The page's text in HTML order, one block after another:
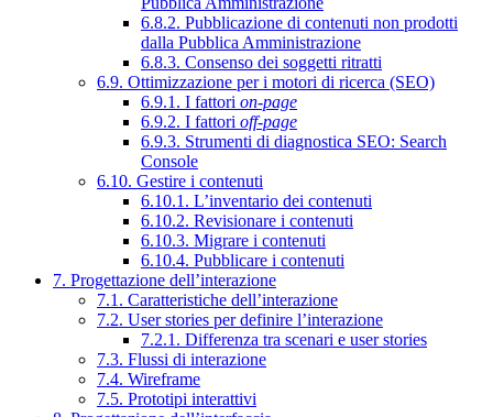
6.8.2. Pubblicazione di contenuti non prodotti
dalla Pubblica Amministrazione
6.8.3. Consenso dei soggetti ritratti
6.9. Ottimizzazione per i motori di ricerca (SEO)
6.9.1. I fattori on-page
6.9.2. I fattori off-page
6.9.3. Strumenti di diagnostica SEO: Search
Console
6.10. Gestire i contenuti
6.10.1. L’inventario dei contenuti
6.10.2. Revisionare i contenuti
6.10.3. Migrare i contenuti
6.10.4. Pubblicare i contenuti
7. Progettazione dell’interazione
7.1. Caratteristiche dell’interazione
7.2. User stories per definire l’interazione
7.2.1. Differenza tra scenari e user stories
7.3. Flussi di interazione
7.4. Wireframe
7.5. Prototipi interattivi